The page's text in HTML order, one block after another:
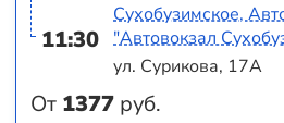
11:30
От 1377 руб.
Сухобузимское,
"Автовокзал
ул. Сурикова, 17А